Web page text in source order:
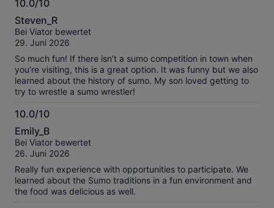
10.0/10
10.0
von
10
Steven_R
Bei Viator bewertet
29. Juni 2026
So much fun! If there isn’t a sumo competition in town when
you’re visiting, this is a great option. It was funny but we also
learned about the history of sumo. My son loved getting to
try to wrestle a sumo wrestler!
10.0/10
10.0
von
10
Emily_B
Bei Viator bewertet
26. Juni 2026
Really fun experience with opportunities to participate. We
learned about the Sumo traditions in a fun environment and
the food was delicious as well.